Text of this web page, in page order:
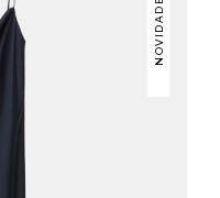
NOVIDADES